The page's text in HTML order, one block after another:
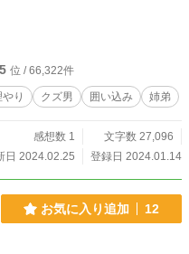
位 / 66,322件
り クズ男 囲い込み 姉弟
感想数 1
文字数 27,096
日 2024.02.25
登録日 2024.01.14
お気に入り追加 12